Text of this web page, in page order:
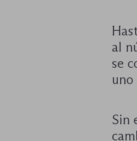
al
se
uno
Sin